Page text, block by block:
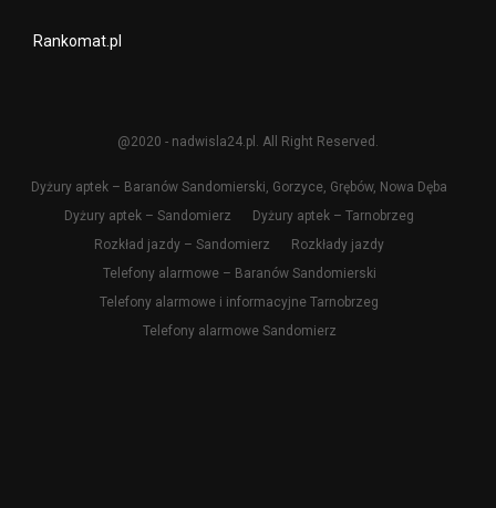
Rankomat.pl
@2020 - nadwisla24.pl. All Right Reserved.
Dyżury aptek – Baranów Sandomierski, Gorzyce, Grębów, Nowa Dęba
Dyżury aptek – Sandomierz
Dyżury aptek – Tarnobrzeg
Rozkład jazdy – Sandomierz
Rozkłady jazdy
Telefony alarmowe – Baranów Sandomierski
Telefony alarmowe i informacyjne Tarnobrzeg
Telefony alarmowe Sandomierz